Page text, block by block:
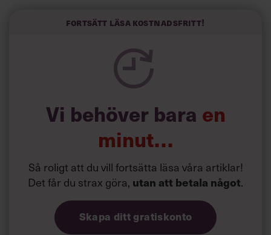
och höjt arbetsglädjen på Google:
Fortsätt läsa kostnadsfritt!
Vi behöver bara en
minut…
Så roligt att du vill fortsätta läsa våra artiklar!
Det får du strax göra, utan att betala något.
Skapa ditt gratiskonto